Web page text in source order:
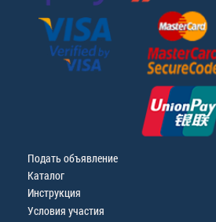
Подать объявление
Каталог
Инструкция
Условия участия